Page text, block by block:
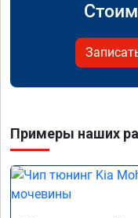
Примеры наших